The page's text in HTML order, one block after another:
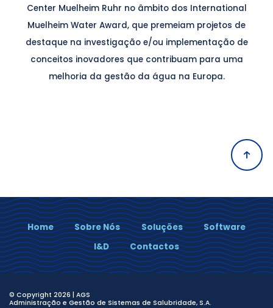
Center Muelheim Ruhr no âmbito dos International
Muelheim Water Award, que premeiam projetos de
destaque na investigação e/ou implementação de
conceitos inovadores que contribuam para uma
melhoria da gestão da água na Europa.
Home Sobre Nós Soluções
Software
I&D
Contactos
© Copyright 2026 | AGS
Administração e Gestão de Sistemas de Salubridade, S.A.